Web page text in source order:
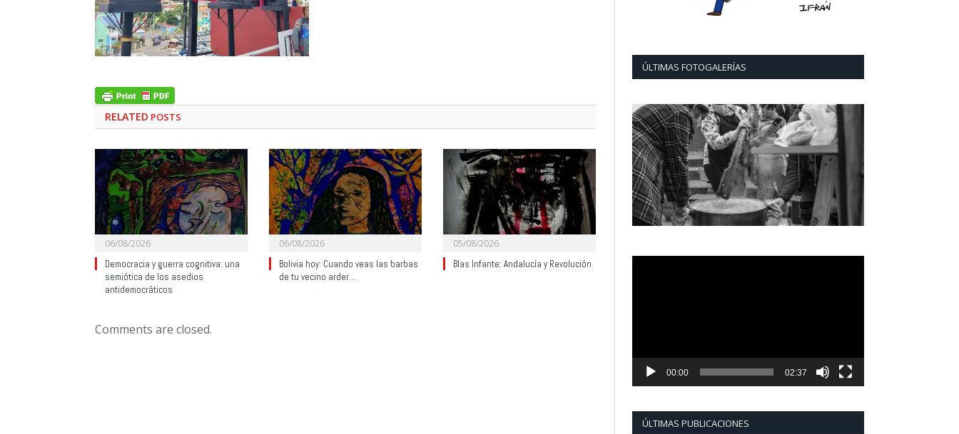
RELATED POSTS
06/08/2026
Democracia y guerra cognitiva: una
semiótica de los asedios
antidemocráticos
06/08/2026
Bolivia hoy: Cuando veas las barbas
de tu vecino arder…
05/08/2026
Blas Infante: Andalucía y Revolución.
Comments are closed.
ÚLTIMAS FOTOGALERÍAS
00:00 02:37
ÚLTIMAS PUBLICACIONES